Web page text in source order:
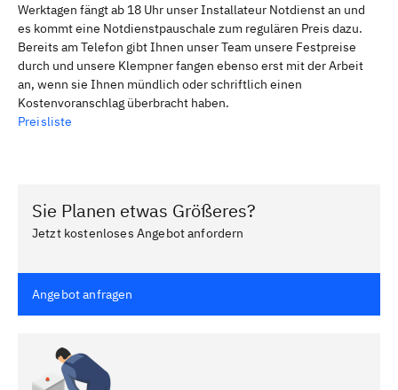
Werktagen fängt ab 18 Uhr unser Installateur Notdienst an und
es kommt eine Notdienstpauschale zum regulären Preis dazu.
Bereits am Telefon gibt Ihnen unser Team unsere Festpreise
durch und unsere Klempner fangen ebenso erst mit der Arbeit
an, wenn sie Ihnen mündlich oder schriftlich einen
Kostenvoranschlag überbracht haben.
Preisliste
Sie Planen etwas Größeres?
Jetzt kostenloses Angebot anfordern
Angebot anfragen